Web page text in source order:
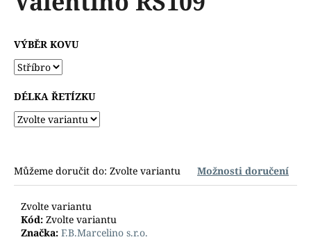
z
VÝBĚR KOVU
DÉLKA ŘETÍZKU
Můžeme doručit do: Zvolte variantu Možnosti doručení
Zvolte variantu
Kód: Zvolte variantu
Značka: F.B.Marcelino s.r.o.
e
m
e